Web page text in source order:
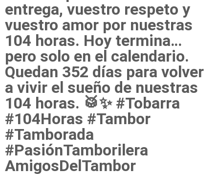
entrega, vuestro respeto y
vuestro amor por nuestras
104 horas. Hoy termina…
pero solo en el calendario.
Quedan 352 días para volver
a vivir el sueño de nuestras
104 horas. 🥁✨ #Tobarra
#104Horas #Tambor
#Tamborada
#PasiónTamborilera
AmigosDelTambor